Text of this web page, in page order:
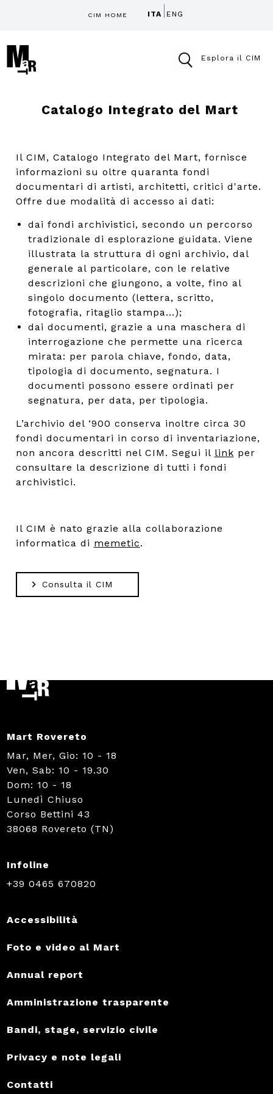
CIM HOME ITA ENG
Esplora il CIM
Catalogo Integrato del Mart
Il CIM, Catalogo Integrato del Mart, fornisce
informazioni su oltre quaranta fondi
documentari di artisti, architetti, critici d'arte.
Offre due modalità di accesso ai dati:
dai fondi archivistici, secondo un percorso
tradizionale di esplorazione guidata. Viene
illustrata la struttura di ogni archivio, dal
generale al particolare, con le relative
descrizioni che giungono, a volte, fino al
singolo documento (lettera, scritto,
fotografia, ritaglio stampa...);
dai documenti, grazie a una maschera di
interrogazione che permette una ricerca
mirata: per parola chiave, fondo, data,
tipologia di documento, segnatura. I
documenti possono essere ordinati per
segnatura, per data, per tipologia.
L’archivio del ‘900 conserva inoltre circa 30
fondi documentari in corso di inventariazione,
non ancora descritti nel CIM. Segui il link per
consultare la descrizione di tutti i fondi
archivistici.
Il CIM è nato grazie alla collaborazione
informatica di memetic.
Consulta il CIM
Mart Rovereto
Mar, Mer, Gio: 10 - 18
Ven, Sab: 10 - 19.30
Dom: 10 - 18
Lunedì Chiuso
Corso Bettini 43
38068 Rovereto (TN)
Infoline
+39 0465 670820
Accessibilità
Foto e video al Mart
Annual report
Amministrazione trasparente
Bandi, stage, servizio civile
Privacy e note legali
Contatti